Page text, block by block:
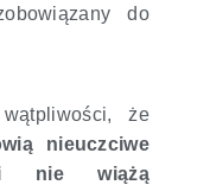
do
że
nieuczciwe
i nie wiążą